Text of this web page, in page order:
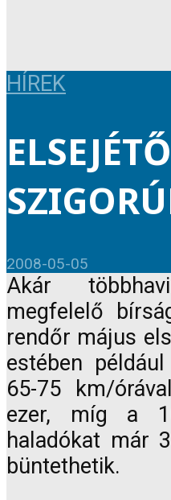
HÍREK
2008-05-05
Akár
megfelelő
rendőr május
estében
65-75 km/
ezer, míg a
haladókat már
büntethetik.